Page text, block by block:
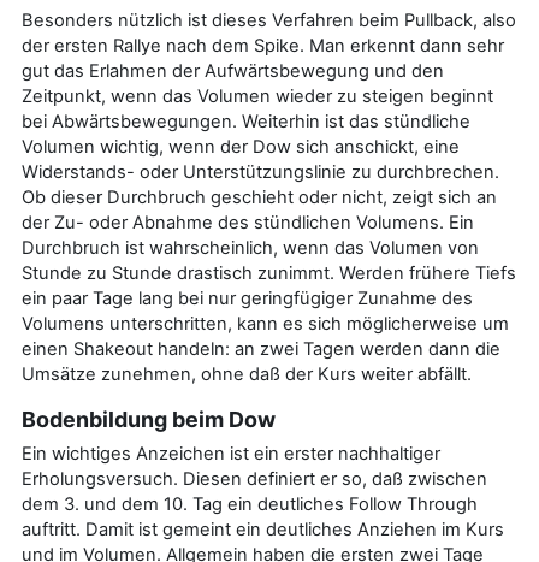
Besonders nützlich ist dieses Verfahren beim Pullback, also
der ersten Rallye nach dem Spike. Man erkennt dann sehr
gut das Erlahmen der Aufwärtsbewegung und den
Zeitpunkt, wenn das Volumen wieder zu steigen beginnt
bei Abwärtsbewegungen. Weiterhin ist das stündliche
Volumen wichtig, wenn der Dow sich anschickt, eine
Widerstands- oder Unterstützungslinie zu durchbrechen.
Ob dieser Durchbruch geschieht oder nicht, zeigt sich an
der Zu- oder Abnahme des stündlichen Volumens. Ein
Durchbruch ist wahrscheinlich, wenn das Volumen von
Stunde zu Stunde drastisch zunimmt. Werden frühere Tiefs
ein paar Tage lang bei nur geringfügiger Zunahme des
Volumens unterschritten, kann es sich möglicherweise um
einen Shakeout handeln: an zwei Tagen werden dann die
Umsätze zunehmen, ohne daß der Kurs weiter abfällt.
Bodenbildung beim Dow
Ein wichtiges Anzeichen ist ein erster nachhaltiger
Erholungsversuch. Diesen definiert er so, daß zwischen
dem 3. und dem 10. Tag ein deutliches Follow Through
auftritt. Damit ist gemeint ein deutliches Anziehen im Kurs
und im Volumen. Allgemein haben die ersten zwei Tage